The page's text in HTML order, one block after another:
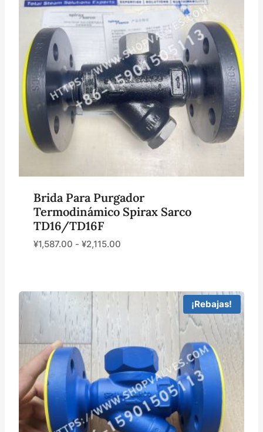
Brida Para Purgador
Termodinámico Spirax Sarco
TD16/TD16F
¥1,587.00 - ¥2,115.00
¡Rebajas!